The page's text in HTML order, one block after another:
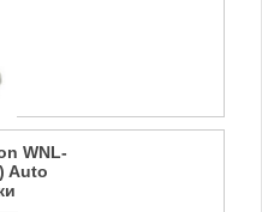
WNL-
Auto